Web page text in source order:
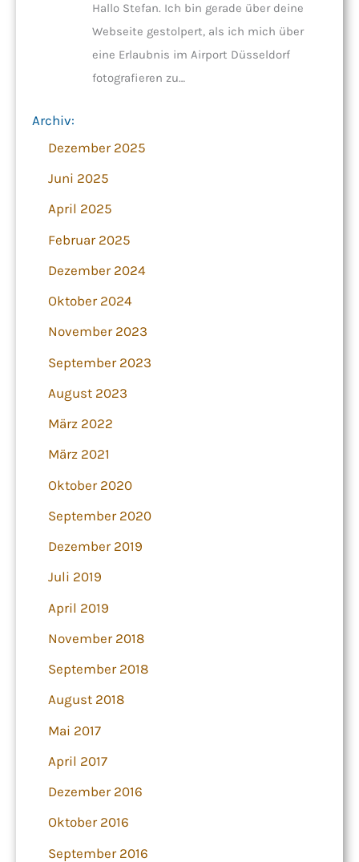
Hallo Stefan. Ich bin gerade über deine
Webseite gestolpert, als ich mich über
eine Erlaubnis im Airport Düsseldorf
fotografieren zu…
Archiv:
Dezember 2025
Juni 2025
April 2025
Februar 2025
Dezember 2024
Oktober 2024
November 2023
September 2023
August 2023
März 2022
März 2021
Oktober 2020
September 2020
Dezember 2019
Juli 2019
April 2019
November 2018
September 2018
August 2018
Mai 2017
April 2017
Dezember 2016
Oktober 2016
September 2016